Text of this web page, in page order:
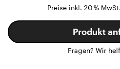
Preise inkl. 20 %
Produkt
Fragen? Wir